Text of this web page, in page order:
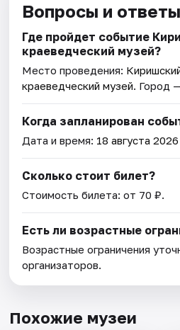
Вопросы и ответы
Где пройдет событие
краеведческий музей?
Место проведения:
краеведческий музей. Город
Когда запланирован
Дата и время: 18 августа 2026
Сколько стоит билет?
Стоимость билета: от 70 ₽.
Есть ли возрастные
Возрастные ограничения
организаторов.
Похожие музеи